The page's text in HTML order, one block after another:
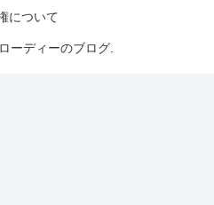
について
ーディーのブログ.